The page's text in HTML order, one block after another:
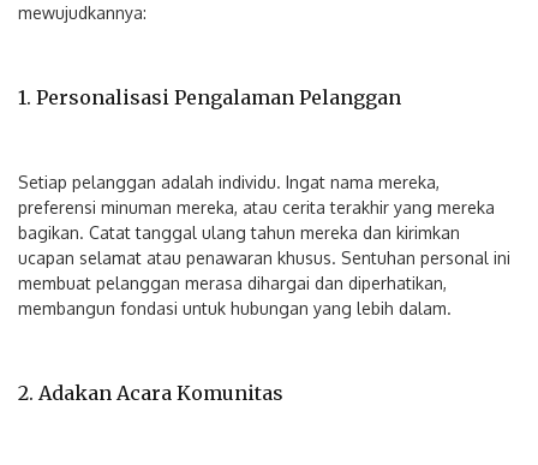
mewujudkannya:
1. Personalisasi Pengalaman Pelanggan
Setiap pelanggan adalah individu. Ingat nama mereka,
preferensi minuman mereka, atau cerita terakhir yang mereka
bagikan. Catat tanggal ulang tahun mereka dan kirimkan
ucapan selamat atau penawaran khusus. Sentuhan personal ini
membuat pelanggan merasa dihargai dan diperhatikan,
membangun fondasi untuk hubungan yang lebih dalam.
2. Adakan Acara Komunitas